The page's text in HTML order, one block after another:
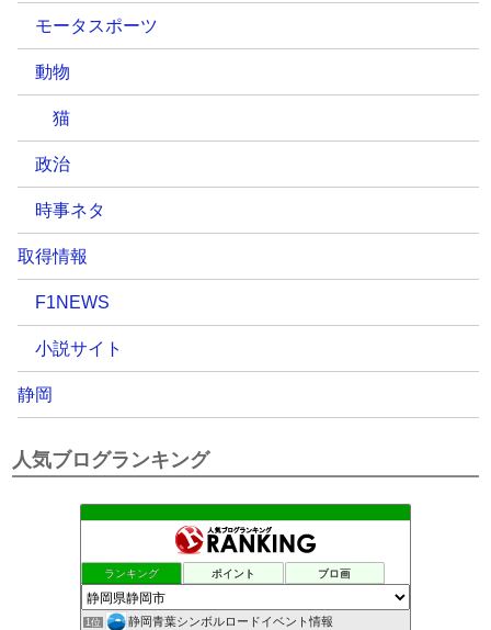
モータスポーツ
動物
猫
政治
時事ネタ
取得情報
F1NEWS
小説サイト
静岡
人気ブログランキング
ランキング ポイント ブロ画
1位 静岡青葉シンボルロードイベント情報